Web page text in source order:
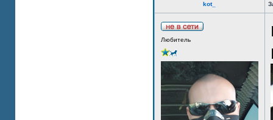
kot_
Любитель